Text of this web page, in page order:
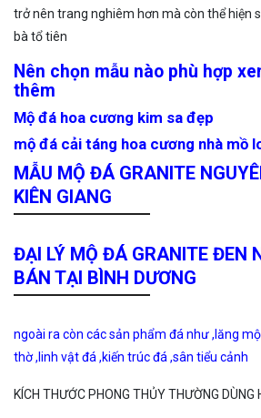
trở nên trang nghiêm hơn mà còn thể hiện
bà tổ tiên
Nên chọn mẫu nào phù hợp
thêm
Mộ đá hoa cương kim sa đẹp
mộ đá cải táng hoa cương nhà mồ
MẪU MỘ ĐÁ GRANITE
KIÊN GIANG
ĐẠI LÝ MỘ ĐÁ GRANITE ĐEN
BÁN TẠI BÌNH DƯƠNG
ngoài ra còn các sản phẩm đá như ,lăng
thờ ,linh vật đá ,kiến trúc đá ,sân tiểu cảnh
KÍCH THƯỚC PHONG THỦY THƯỜNG DÙNG